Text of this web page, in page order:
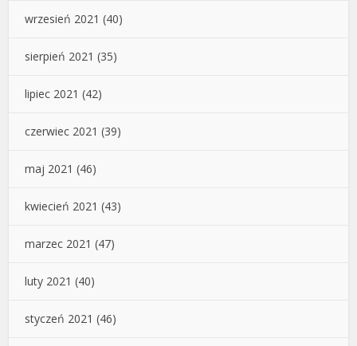
wrzesień 2021 (40)
sierpień 2021 (35)
lipiec 2021 (42)
czerwiec 2021 (39)
maj 2021 (46)
kwiecień 2021 (43)
marzec 2021 (47)
luty 2021 (40)
styczeń 2021 (46)